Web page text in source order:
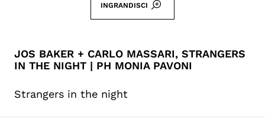
INGRANDISCI
JOS BAKER + CARLO MASSARI, STRANGERS
IN THE NIGHT | PH MONIA PAVONI
Strangers in the night